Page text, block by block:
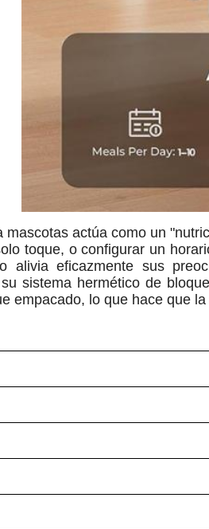
mascotas actúa como un
toque, o configurar un
alivia eficazmente sus
sistema hermético de
empacado, lo que hace que